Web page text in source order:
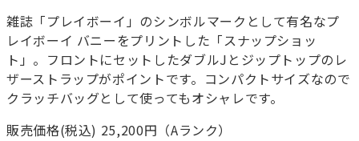
雑誌「プレイボーイ」のシンボルマークとして有名なプ
レイボーイ バニーをプリントした「スナップショッ
ト」。フロントにセットしたダブルJとジップトップのレ
ザーストラップがポイントです。コンパクトサイズなので
クラッチバッグとして使ってもオシャレです。
販売価格(税込) 25,200円（Aランク）